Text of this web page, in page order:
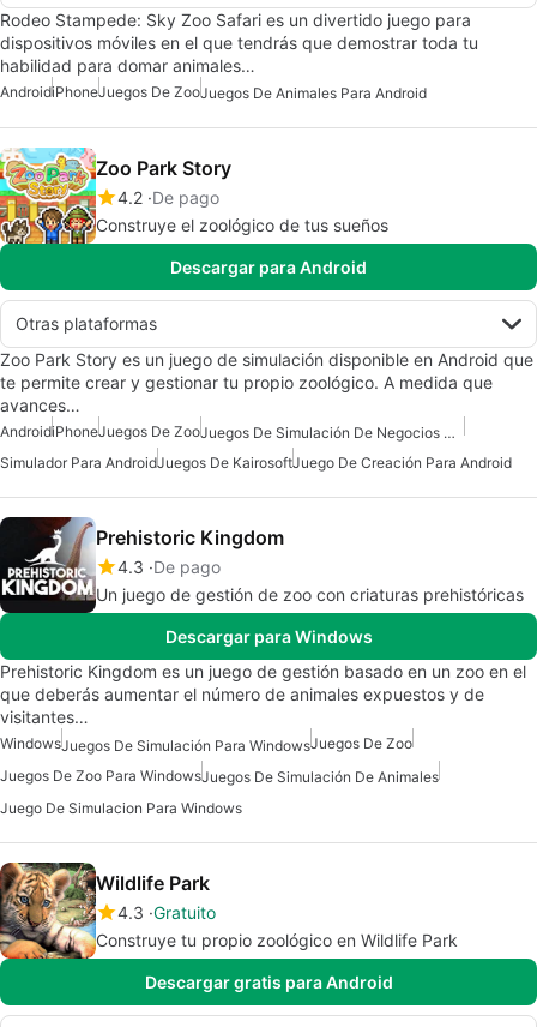
Rodeo Stampede: Sky Zoo Safari es un divertido juego para
dispositivos móviles en el que tendrás que demostrar toda tu
habilidad para domar animales…
AndroidiPhoneJuegos De ZooJuegos De Animales Para Android
Zoo Park Story
4.2 De pago
Construye el zoológico de tus sueños
Descargar para Android
Otras plataformas
Zoo Park Story es un juego de simulación disponible en Android que
te permite crear y gestionar tu propio zoológico. A medida que
avances…
AndroidiPhoneJuegos De Zoo
Juegos De Simulación De Negocios Para Android
Simulador Para AndroidJuegos De KairosoftJuego De Creación Para Android
Prehistoric Kingdom
4.3 De pago
Un juego de gestión de zoo con criaturas prehistóricas
Descargar para Windows
Prehistoric Kingdom es un juego de gestión basado en un zoo en el
que deberás aumentar el número de animales expuestos y de
visitantes…
WindowsJuegos De Simulación Para WindowsJuegos De Zoo
Juegos De Zoo Para WindowsJuegos De Simulación De Animales
Juego De Simulacion Para Windows
Wildlife Park
4.3 Gratuito
Construye tu propio zoológico en Wildlife Park
Descargar gratis para Android